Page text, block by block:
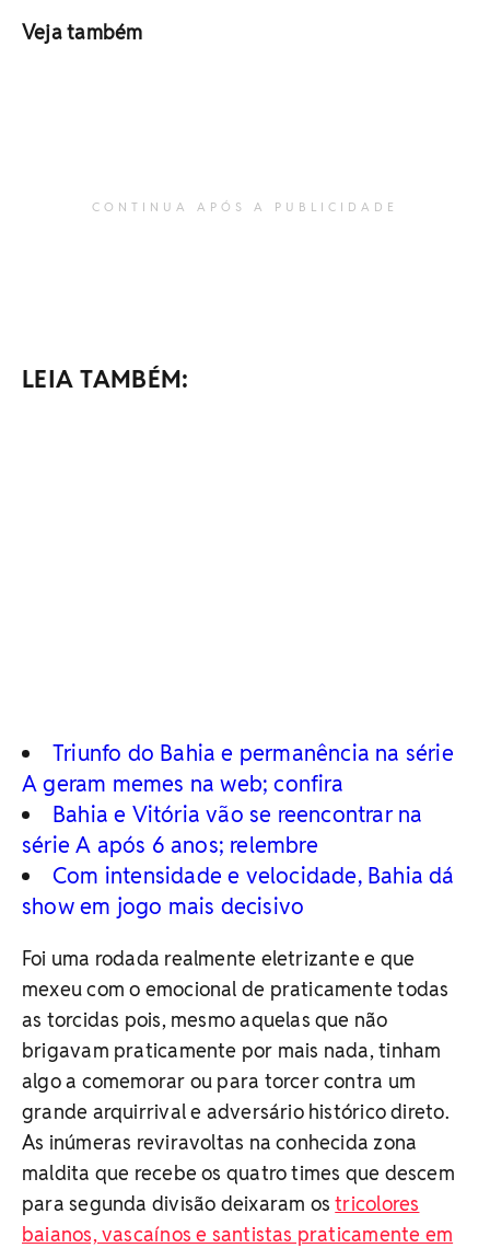
Veja também
CONTINUA APÓS A PUBLICIDADE
LEIA TAMBÉM:
Triunfo do Bahia e permanência na série
A geram memes na web; confira
Bahia e Vitória vão se reencontrar na
série A após 6 anos; relembre
Com intensidade e velocidade, Bahia dá
show em jogo mais decisivo
Foi uma rodada realmente eletrizante e que
mexeu com o emocional de praticamente todas
as torcidas pois, mesmo aquelas que não
brigavam praticamente por mais nada, tinham
algo a comemorar ou para torcer contra um
grande arquirrival e adversário histórico direto.
As inúmeras reviravoltas na conhecida zona
maldita que recebe os quatro times que descem
para segunda divisão deixaram ostricolores
baianos, vascaínos e santistas praticamente em